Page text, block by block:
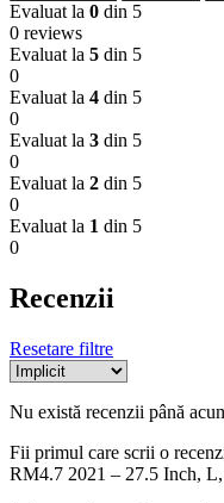
Evaluat la 0 din 5
0 reviews
Evaluat la 5 din 5
0
Evaluat la 4 din 5
0
Evaluat la 3 din 5
0
Evaluat la 2 din 5
0
Evaluat la 1 din 5
0
Recenzii
Resetare filtre
Nu există recenzii până
Fii primul care scrii o
RM4.7 2021 – 27.5 Inch,